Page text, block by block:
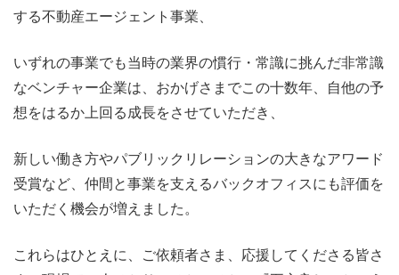
する不動産エージェント事業、
いずれの事業でも当時の業界の慣行・常識に挑んだ非常識
なベンチャー企業は、おかげさまでこの十数年、自他の予
想をはるか上回る成長をさせていただき、
新しい働き方やパブリックリレーションの大きなアワード
受賞など、仲間と事業を支えるバックオフィスにも評価を
いただく機会が増えました。
これらはひとえに、ご依頼者さま、応援してくださる皆さ